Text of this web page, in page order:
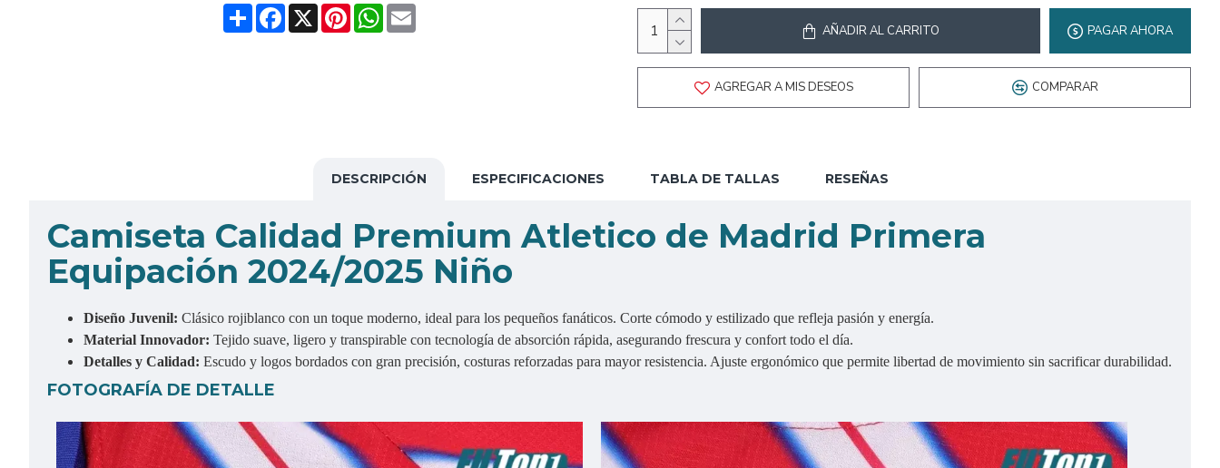
ShareFacebook
X PinterestWhatsApp
Email
AÑADIR AL CARRITO PAGAR AHORA
AGREGAR A MIS DESEOS COMPARAR
DESCRIPCIÓN ESPECIFICACIONES TABLA DE TALLAS RESEÑAS
Camiseta Calidad Premium Atletico de Madrid Primera
Equipación 2024/2025 Niño
Diseño Juvenil: Clásico rojiblanco con un toque moderno, ideal para los pequeños fanáticos. Corte cómodo y estilizado que refleja pasión y energía.
Material Innovador: Tejido suave, ligero y transpirable con tecnología de absorción rápida, asegurando frescura y confort todo el día.
Detalles y Calidad: Escudo y logos bordados con gran precisión, costuras reforzadas para mayor resistencia. Ajuste ergonómico que permite libertad de movimiento sin sacrificar durabilidad.
FOTOGRAFÍA DE DETALLE